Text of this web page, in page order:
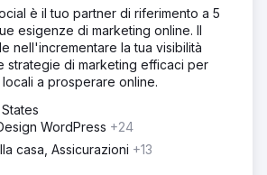
è il tuo partner di riferimento a 5
esigenze di marketing online. Il
nell'incrementare la tua visibilità
strategie di marketing efficaci per
a prosperare online.
WordPress +24
casa, Assicurazioni +13